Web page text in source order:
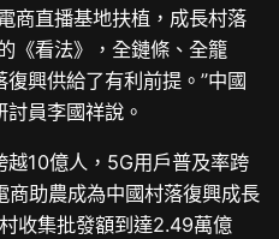
商直播基地扶植，成長村落
《看法》，全鏈條、全籠
興供給了有利前提。”中國
員李國祥說。
10億人，5G用戶普及率跨
助農成為中國村落復興成長
收集批發額到達2.49萬億